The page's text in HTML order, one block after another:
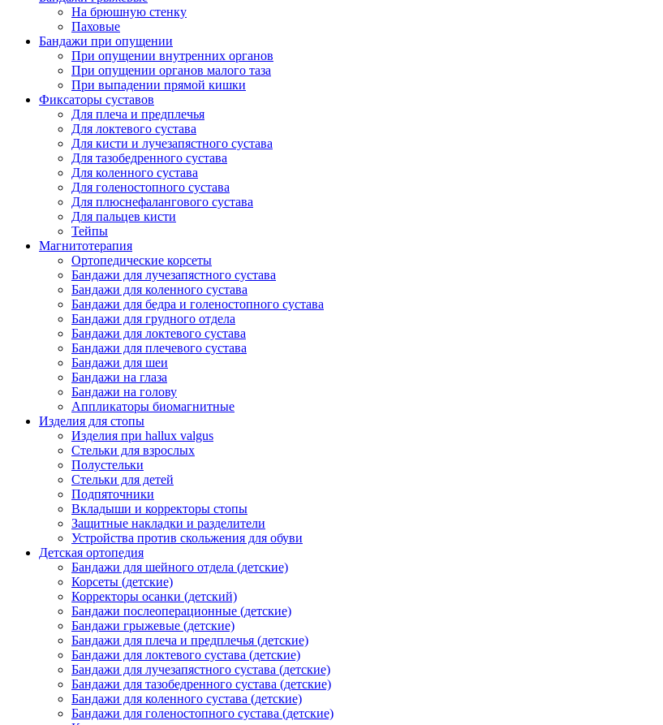
На брюшную стенку
Паховые
Бандажи при опущении
При опущении внутренних органов
При опущении органов малого таза
При выпадении прямой кишки
Фиксаторы суставов
Для плеча и предплечья
Для локтевого сустава
Для кисти и лучезапястного сустава
Для тазобедренного сустава
Для коленного сустава
Для голеностопного сустава
Для плюснефалангового сустава
Для пальцев кисти
Тейпы
Магнитотерапия
Ортопедические корсеты
Бандажи для лучезапястного сустава
Бандажи для коленного сустава
Бандажи для бедра и голеностопного сустава
Бандажи для грудного отдела
Бандажи для локтевого сустава
Бандажи для плечевого сустава
Бандажи для шеи
Бандажи на глаза
Бандажи на голову
Аппликаторы биомагнитные
Изделия для стопы
Изделия при hallux valgus
Стельки для взрослых
Полустельки
Стельки для детей
Подпяточники
Вкладыши и корректоры стопы
Защитные накладки и разделители
Устройства против скольжения для обуви
Детская ортопедия
Бандажи для шейного отдела (детские)
Корсеты (детские)
Корректоры осанки (детский)
Бандажи послеоперационные (детские)
Бандажи грыжевые (детские)
Бандажи для плеча и предплечья (детские)
Бандажи для локтевого сустава (детские)
Бандажи для лучезапястного сустава (детские)
Бандажи для тазобедренного сустава (детские)
Бандажи для коленного сустава (детские)
Бандажи для голеностопного сустава (детские)